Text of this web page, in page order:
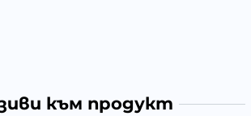
към продукт